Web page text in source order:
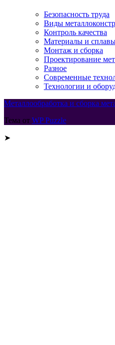
Безопасность труда
Виды
Контроль качества
Материалы и
Монтаж и сборка
Проектирование
Разное
Современные
Технологии и
Металлообработка и сборка
Тема от WP Puzzle
➤